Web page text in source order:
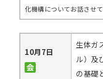
化機構についてお話させて
10月7日
生体ガ
ル）及
の基礎